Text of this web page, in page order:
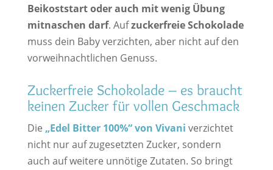
Beikoststart oder auch mit wenig Übung
mitnaschen darf. Aufzuckerfreie Schokolade
muss dein Baby verzichten, aber nicht auf den
vorweihnachtlichen Genuss.
Zuckerfreie Schokolade – es braucht
keinen Zucker für vollen Geschmack
Die „Edel Bitter 100%“ von Vivani verzichtet
nicht nur auf zugesetzten Zucker, sondern
auch auf weitere unnötige Zutaten. So bringt